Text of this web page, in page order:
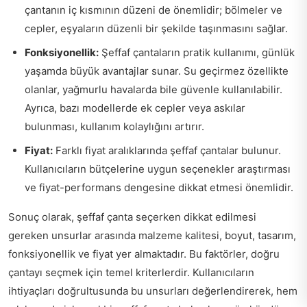
çantanın iç kısmının düzeni de önemlidir; bölmeler ve
cepler, eşyaların düzenli bir şekilde taşınmasını sağlar.
Fonksiyonellik: Şeffaf çantaların pratik kullanımı, günlük
yaşamda büyük avantajlar sunar. Su geçirmez özellikte
olanlar, yağmurlu havalarda bile güvenle kullanılabilir.
Ayrıca, bazı modellerde ek cepler veya askılar
bulunması, kullanım kolaylığını artırır.
Fiyat: Farklı fiyat aralıklarında şeffaf çantalar bulunur.
Kullanıcıların bütçelerine uygun seçenekler araştırması
ve fiyat-performans dengesine dikkat etmesi önemlidir.
Sonuç olarak, şeffaf çanta seçerken dikkat edilmesi
gereken unsurlar arasında malzeme kalitesi, boyut, tasarım,
fonksiyonellik ve fiyat yer almaktadır. Bu faktörler, doğru
çantayı seçmek için temel kriterlerdir. Kullanıcıların
ihtiyaçları doğrultusunda bu unsurları değerlendirerek, hem